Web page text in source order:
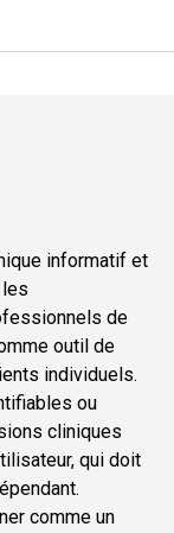
informatif et
de
outil de
individuels.
ou
cliniques
qui doit
comme un